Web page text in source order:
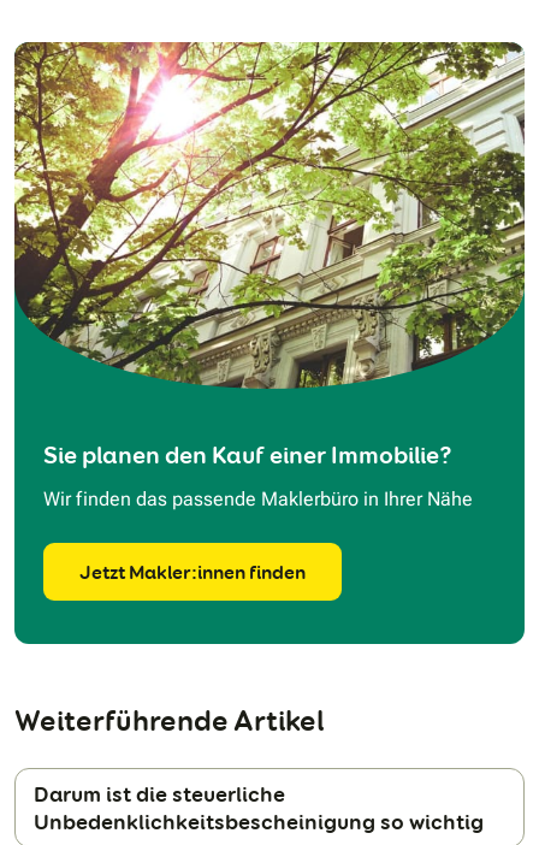
Sie planen den Kauf einer Immobilie?
Wir finden das passende Maklerbüro in Ihrer Nähe
Jetzt Makler:innen finden
Weiterführende Artikel
Darum ist die steuerliche
Unbedenklichkeitsbescheinigung so wichtig